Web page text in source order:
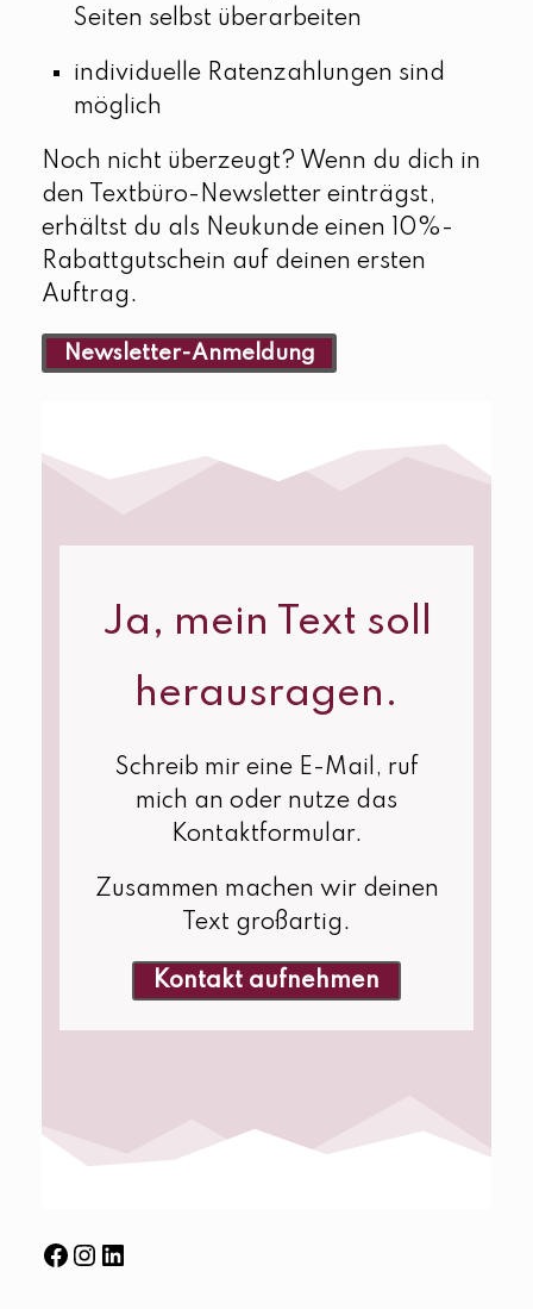
Seiten selbst überarbeiten
individuelle Ratenzahlungen sind
möglich
Noch nicht überzeugt? Wenn du dich in
den Textbüro-Newsletter einträgst,
erhältst du als Neukunde einen 10%-
Rabattgutschein auf deinen ersten
Auftrag.
Newsletter-Anmeldung
Ja, mein Text soll
herausragen.
Schreib mir eine E-Mail, ruf
mich an oder nutze das
Kontaktformular.
Zusammen machen wir deinen
Text großartig.
Kontakt aufnehmen
Facebook
Instagram
LinkedIn